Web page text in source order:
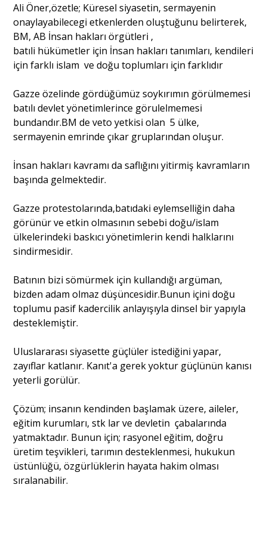
Yazı Dizisi
Portre
Yazarlar
Eğitim
Ankara Analiz
Ali Öner,özetle; Küresel siyasetin, sermayenin
onaylayabilecegi etkenlerden oluştuğunu belirterek,
BM, AB İnsan hakları örgütleri ,
batıli hükümetler için İnsan hakları tanımları, kendileri
için farklı islam ve doğu toplumları için farklıdır
Gazze özelinde gördüğümüz soykırımın görülmemesi
batılı devlet yönetimlerince görulelmemesi
bundandır.BM de veto yetkisi olan 5 ülke,
sermayenin emrinde çıkar gruplarından oluşur.
İnsan hakları kavramı da saflığını yitirmiş kavramların
başında gelmektedir.
Gazze protestolarında,batıdaki eylemselliğin daha
görünür ve etkin olmasının sebebi doğu/islam
ülkelerindeki baskıcı yönetimlerin kendi halklarını
sindirmesidir.
Batının bizi sömürmek için kullandığı argüman,
bizden adam olmaz düşüncesidir.Bunun içini doğu
toplumu pasif kadercilik anlayışıyla dinsel bir yapıyla
desteklemiştir.
Uluslararası siyasette güçlüler istediğini yapar,
zayıflar katlanır. Kanıt'a gerek yoktur güçlünün kanısı
yeterli gorülür.
Çözüm; insanın kendinden başlamak üzere, aileler,
eğitim kurumları, stk lar ve devletin çabalarında
yatmaktadır. Bunun için; rasyonel eğitim, doğru
üretim teşvikleri, tarımın desteklenmesi, hukukun
üstünlüğü, özgürlüklerin hayata hakim olması
sıralanabilir.